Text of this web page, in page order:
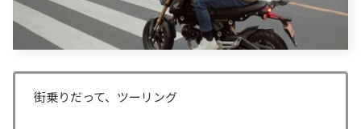
街乗りだって、ツーリング